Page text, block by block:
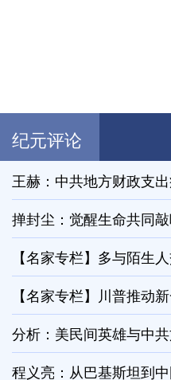
纪元评论
王赫：中共地方财政支
掸封尘：觉醒生命共同
【名家专栏】多与陌生
【名家专栏】川普推动
分析：美民间英雄与中
程义亮：从巴基斯坦到